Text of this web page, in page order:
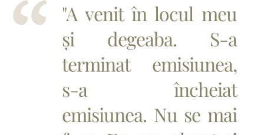
"A venit în locul meu
și degeaba. S-a
terminat emisiunea,
s-a încheiat
emisiunea. Nu se mai